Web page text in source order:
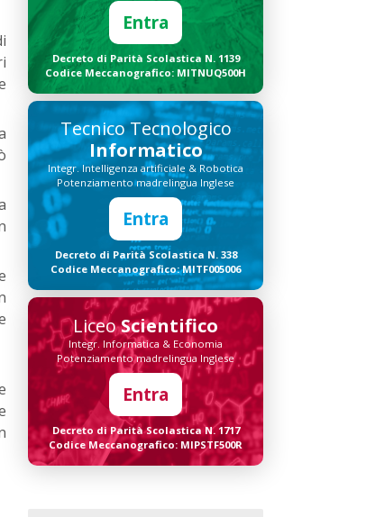
Entra
Decreto di Parità Scolastica N. 1139
Codice Meccanografico: MITNUQ500H
Tecnico Tecnologico
Informatico
Integr. Intelligenza artificiale & Robotica
Potenziamento madrelingua Inglese
Entra
Decreto di Parità Scolastica N. 338
Codice Meccanografico: MITF005006
LiceoScientifico
Integr. Informatica & Economia
Potenziamento madrelingua Inglese
Entra
Decreto di Parità Scolastica N. 1717
Codice Meccanografico: MIPSTF500R